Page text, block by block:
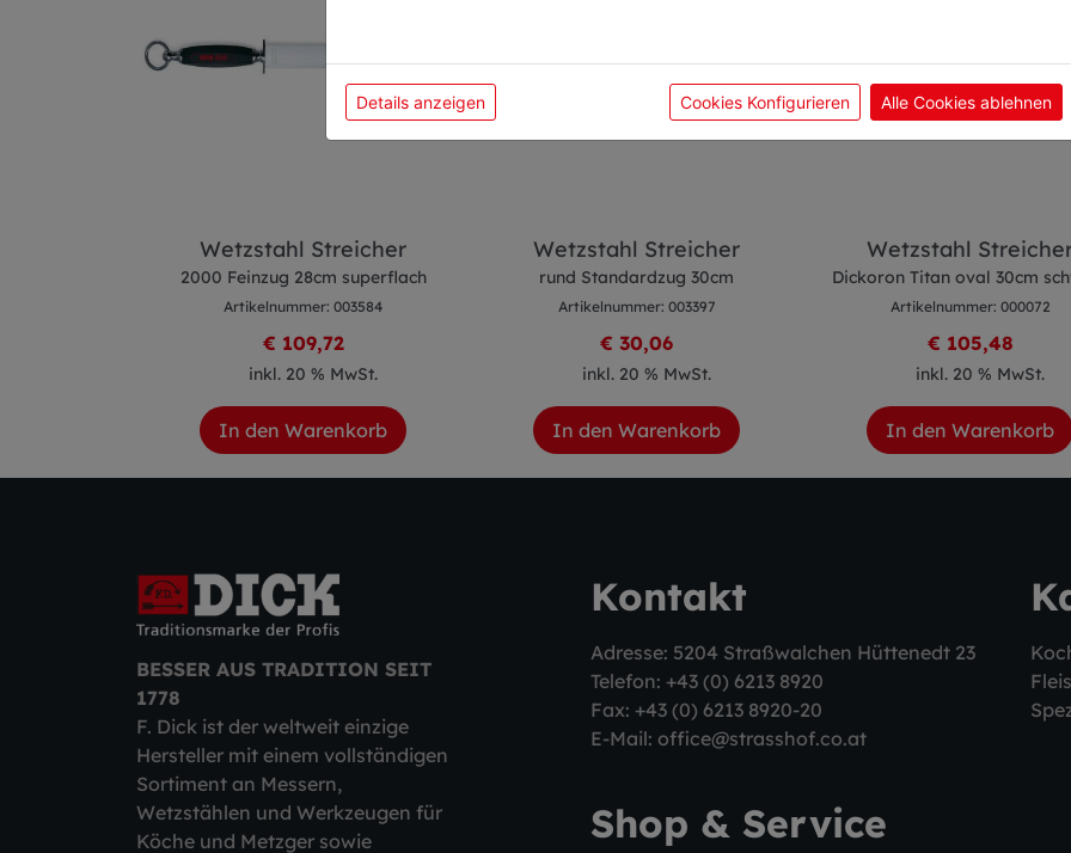
Wetzstahl Streicher
2000 Feinzug 28cm superflach
Artikelnummer: 003584
€ 109,72
inkl. 20 % MwSt.
In den Warenkorb
Wetzstahl Streicher
rund Standardzug 30cm
Artikelnummer: 003397
€ 30,06
inkl. 20 % MwSt.
In den Warenkorb
Wetzstahl
Dickoron Titan oval 30cm
Artikelnummer: 000072
€ 105,48
inkl. 20 % MwSt.
In den Warenkorb
BESSER AUS TRADITION SEIT
1778
F. Dick ist der weltweit einzige
Hersteller mit einem vollständigen
Sortiment an Messern,
Wetzstählen und Werkzeugen für
Köche und Metzger sowie
Kontakt
Adresse: 5204 Straßwalchen Hüttenedt 23
Telefon: +43 (0) 6213 8920
Fax: +43 (0) 6213 8920-20
E-Mail: office@strasshof.co.at
Shop & Service
Details anzeigen Cookies Konfigurieren Alle Cookies ablehnen